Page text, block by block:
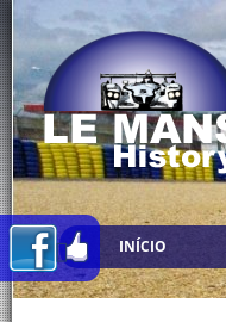
INÍCIO